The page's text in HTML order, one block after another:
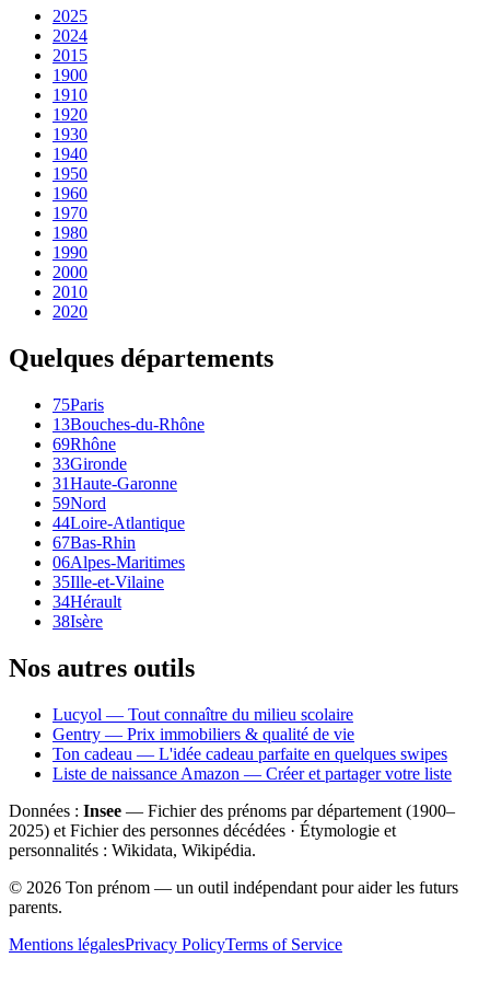
2025
2024
2015
1900
1910
1920
1930
1940
1950
1960
1970
1980
1990
2000
2010
2020
Quelques départements
75Paris
13Bouches-du-Rhône
69Rhône
33Gironde
31Haute-Garonne
59Nord
44Loire-Atlantique
67Bas-Rhin
06Alpes-Maritimes
35Ille-et-Vilaine
34Hérault
38Isère
Nos autres outils
Lucyol — Tout connaître du milieu scolaire
Gentry — Prix immobiliers & qualité de vie
Ton cadeau — L'idée cadeau parfaite en quelques swipes
Liste de naissance Amazon — Créer et partager votre liste
Données : Insee — Fichier des prénoms par département (1900–
2025) et Fichier des personnes décédées · Étymologie et
personnalités : Wikidata, Wikipédia.
© 2026 Ton prénom — un outil indépendant pour aider les futurs
parents.
Mentions légalesPrivacy PolicyTerms of Service